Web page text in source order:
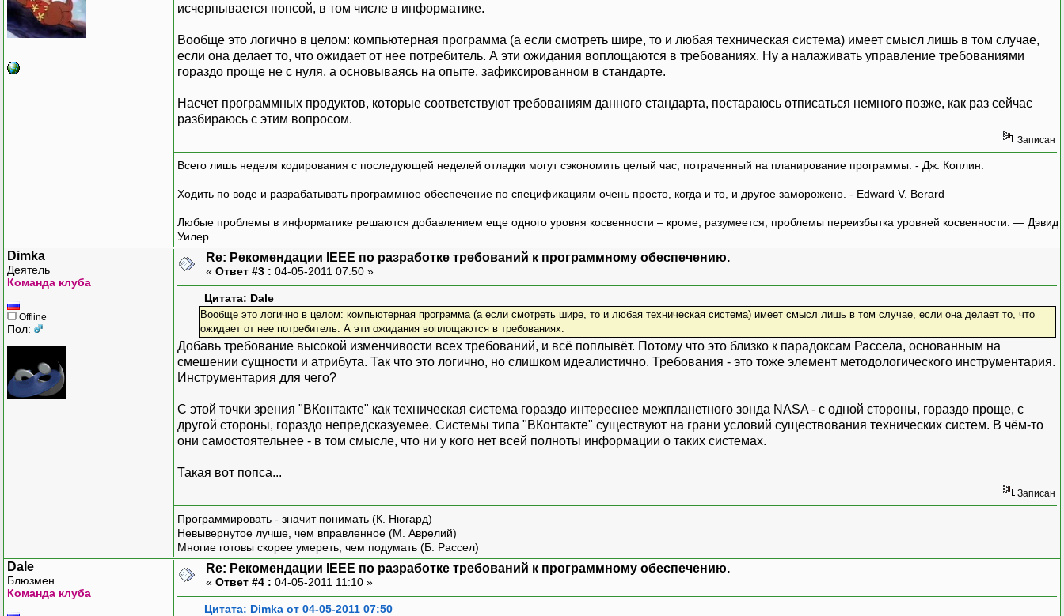
исчерпывается попсой, в том числе в информатике.
Вообще это логично в целом: компьютерная программа (а если смотреть шире, то и любая техническая система) имеет смысл лишь в том случае,
если она делает то, что ожидает от нее потребитель. А эти ожидания воплощаются в требованиях. Ну а налаживать управление требованиями
гораздо проще не с нуля, а основываясь на опыте, зафиксированном в стандарте.
Насчет программных продуктов, которые соответствуют требованиям данного стандарта, постараюсь отписаться немного позже, как раз сейчас
разбираюсь с этим вопросом.
Записан
Всего лишь неделя кодирования с последующей неделей отладки могут сэкономить целый час, потраченный на планирование программы. - Дж. Коплин.
Ходить по воде и разрабатывать программное обеспечение по спецификациям очень просто, когда и то, и другое заморожено. - Edward V. Berard
Любые проблемы в информатике решаются добавлением еще одного уровня косвенности – кроме, разумеется, проблемы переизбытка уровней косвенности. — Дэвид
Уилер.
Dimka
Деятель
Команда клуба
Offline
Пол:
Re: Рекомендации IEEE по разработке требований к программному обеспечению.
« Ответ #3 : 04-05-2011 07:50 »
Цитата: Dale
Вообще это логично в целом: компьютерная программа (а если смотреть шире, то и любая техническая система) имеет смысл лишь в том случае, если она делает то, что
ожидает от нее потребитель. А эти ожидания воплощаются в требованиях.
Добавь требование высокой изменчивости всех требований, и всё поплывёт. Потому что это близко к парадоксам Рассела, основанным на
смешении сущности и атрибута. Так что это логично, но слишком идеалистично. Требования - это тоже элемент методологического инструментария.
Инструментария для чего?
С этой точки зрения "ВКонтакте" как техническая система гораздо интереснее межпланетного зонда NASA - с одной стороны, гораздо проще, с
другой стороны, гораздо непредсказуемее. Системы типа "ВКонтакте" существуют на грани условий существования технических систем. В чём-то
они самостоятельнее - в том смысле, что ни у кого нет всей полноты информации о таких системах.
Такая вот попса...
Записан
Программировать - значит понимать (К. Нюгард)
Невывернутое лучше, чем вправленное (М. Аврелий)
Многие готовы скорее умереть, чем подумать (Б. Рассел)
Dale
Блюзмен
Команда клуба
Re: Рекомендации IEEE по разработке требований к программному обеспечению.
« Ответ #4 : 04-05-2011 11:10 »
Цитата: Dimka от 04-05-2011 07:50